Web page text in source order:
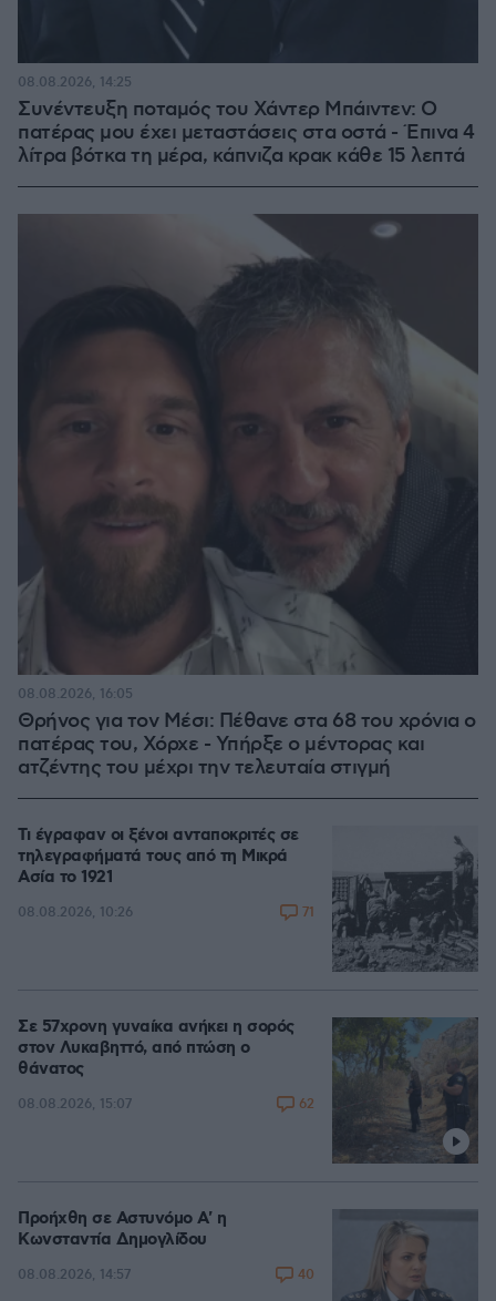
Συνέντευξη ποταμός του Χάντερ Μπάιντεν: Ο
πατέρας μου έχει μεταστάσεις στα οστά - Έπινα 4
λίτρα βότκα τη μέρα, κάπνιζα κρακ κάθε 15 λεπτά
08.08.2026, 14:25
Θρήνος για τον Μέσι: Πέθανε στα 68 του χρόνια ο
πατέρας του, Χόρχε - Υπήρξε ο μέντορας και
ατζέντης του μέχρι την τελευταία στιγμή
08.08.2026, 16:05
Τι έγραφαν οι ξένοι ανταποκριτές σε
τηλεγραφήματά τους από τη Μικρά
Ασία το 1921
08.08.2026, 10:26 71
Σε 57χρονη γυναίκα ανήκει η σορός
στον Λυκαβηττό, από πτώση ο
θάνατος
08.08.2026, 15:07 62
Προήχθη σε Αστυνόμο Α' η
Κωνσταντία Δημογλίδου
08.08.2026, 14:57 40